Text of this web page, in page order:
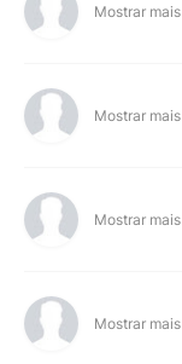
Mostrar mais
Mostrar mais
Mostrar mais
Mostrar mais